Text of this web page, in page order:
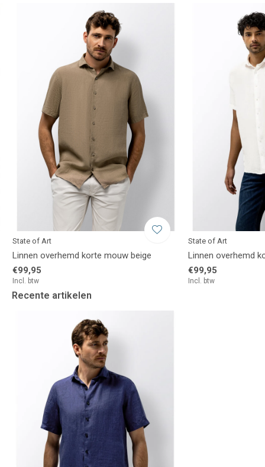
State of Art
Linnen overhemd korte mouw beige
€99,95
Incl. btw
State of Art
Linnen overhemd
€99,95
Incl. btw
Recente artikelen